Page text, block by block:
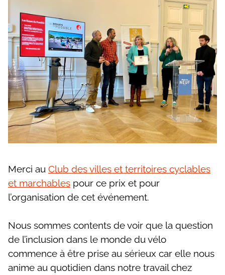
Merci au Club des villes et territoires cyclables
et marchables pour ce prix et pour
l’organisation de cet événement.
Nous sommes contents de voir que la question
de l’inclusion dans le monde du vélo
commence à être prise au sérieux car elle nous
anime au quotidien dans notre travail chez